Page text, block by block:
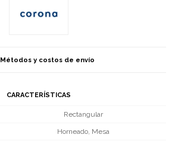
Métodos y costos de envío
CARACTERÍSTICAS
Rectangular
Horneado, Mesa